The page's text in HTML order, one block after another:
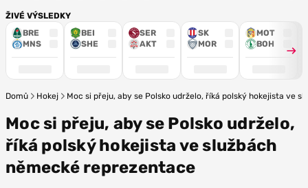
ŽIVÉ VÝSLEDKY
BRE
MNS
BEI
SHE
SER
AKT
SK
MOR
MOT
BOH
Domů Hokej Moc si přeju, aby se Polsko udrželo, říká polský hokejista ve
Moc si přeju, aby se Polsko udrželo,
říká polský hokejista ve službách
německé reprezentace